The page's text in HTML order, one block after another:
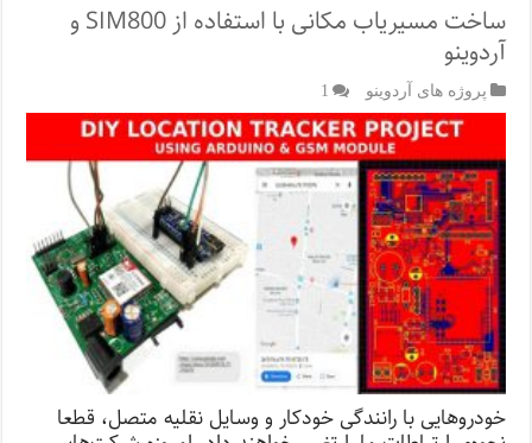
ساخت مسیریاب مکانی با استفاده از SIM800 و
آردوینو
پروژه های آردوینو 1
خودروهایی با رانندگی خودکار و وسایل نقلیه متصل، قطعا